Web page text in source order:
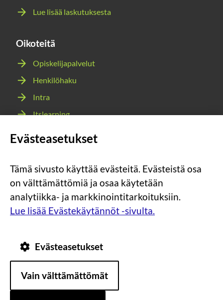
Lue lisää laskutuksesta
Oikoteitä
Opiskelijapalvelut
Henkilöhaku
Intra
Itslearning
Sosiaalinen
media:
instagram
Sosiaalinen
media:
facebook
Sosiaalinen
media:
youtube
Sosiaalinen
media:
snapchat
Tietosuoja
Tietoa
Evästeasetukset
Tämä sivusto käyttää evästeitä. Evästeistä osa
on välttämättömiä ja osaa käytetään
analytiikka- ja markkinointitarkoituksiin.
Lue lisää Evästekäytännöt -sivulta.
Evästeasetukset
Vain välttämättömät